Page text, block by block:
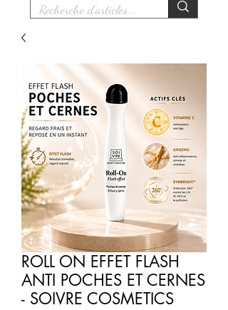
ROLL ON EFFET FLASH
ANTI POCHES ET CERNES
- SOIVRE COSMETICS